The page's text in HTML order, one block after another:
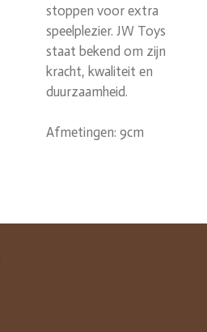
stoppen voor extra
speelplezier. JW Toys
staat bekend om zijn
kracht, kwaliteit en
duurzaamheid.
Afmetingen: 9cm